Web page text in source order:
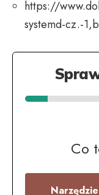
https://
systemd-cz.-
Co